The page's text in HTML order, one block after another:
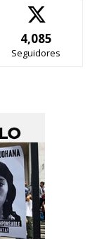
4,085
Seguidores